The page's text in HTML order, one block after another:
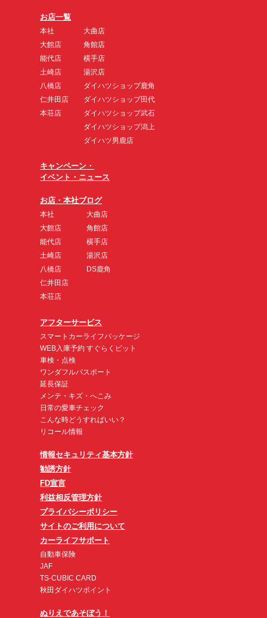
お店一覧
本社
大館店
能代店
土崎店
八橋店
仁井田店
本荘店
大曲店
角館店
横手店
湯沢店
ダイハツショップ鹿角
ダイハツショップ田代
ダイハツショップ武石
ダイハツショップ潟上
ダイハツ男鹿店
キャンペーン・
イベント・ニュース
お店・本社ブログ
本社
大館店
能代店
土崎店
八橋店
仁井田店
本荘店
大曲店
角館店
横手店
湯沢店
DS鹿角
アフターサービス
スマートカーライフパッケージ
WEB入庫予約 すぐらくピット
車検・点検
ワンダフルパスポート
延長保証
メンテ・キズ・へこみ
日常の愛車チェック
こんな時どうすればいい？
リコール情報
情報セキュリティ基本方針
勧誘方針
FD宣言
利益相反管理方針
プライバシーポリシー
サイトのご利用について
カーライフサポート
自動車保険
JAF
TS-CUBIC CARD
秋田ダイハツポイント
ぬりえであそぼう！